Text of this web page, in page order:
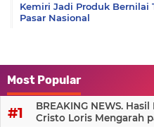
Kemiri Jadi Produk Bernilai
Pasar Nasional
Most Popular
BREAKING NEWS.
Cristo Loris Mengarah